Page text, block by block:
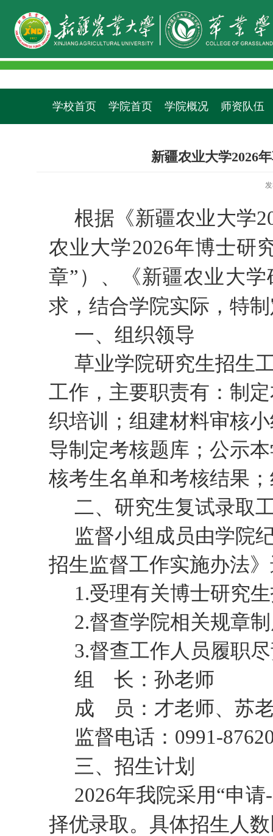
学校首页 学院首页 学院概况 师资队伍
新疆农业大学2026
根据《新疆农业大学
农业大学2026年博士研
章”）、
《新疆农业大
求 ，结合学院实际，特
一、组织领导
草业学院研究生招生
工作 ， 主要职责有：制
织培训；组建材料审核
导制定考核题库；公示
核考生名单和考核结果
二、 研究生复试录取
监督小组成员由学院
招生监督工作实施办法
1.受理有关博士研究
2.督查学院相关规章
3.督查工作人员履职
组
长： 孙老师
成
员： 才老师、 苏
监督电话： 0991-
三、 招生计划
2026年我院采用“申请
择优录取。 具体招生人